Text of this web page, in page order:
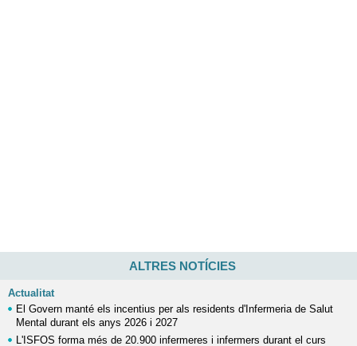
ALTRES NOTÍCIES
Actualitat
El Govern manté els incentius per als residents d'Infermeria de Salut
Mental durant els anys 2026 i 2027
L'ISFOS forma més de 20.900 infermeres i infermers durant el curs